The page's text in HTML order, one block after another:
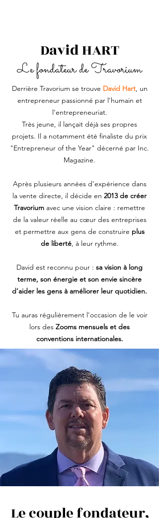
David HART
Le fondateur de Travorium
Derrière Travorium se trouve David Hart, un
entrepreneur passionné par l’humain et
l’entrepreneuriat.
Très jeune, il lançait déjà ses propres
projets. Il a notamment été finaliste du prix
"Entrepreneur of the Year" décerné par Inc.
Magazine.
Après plusieurs années d’expérience dans
la vente directe, il décide en 2013 de créer
Travorium avec une vision claire : remettre
de la valeur réelle au cœur des entreprises
et permettre aux gens de construire plus
de liberté, à leur rythme.
David est reconnu pour : sa vision à long
terme, son énergie et son envie sincère
d’aider les gens à améliorer leur quotidien.
Tu auras régulièrement l’occasion de le voir
lors des Zooms mensuels et des
conventions internationales.
Le couple fondateur,